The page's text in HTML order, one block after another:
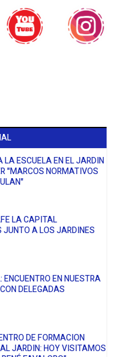
ESCUELA EN EL JARDIN
"MARCOS NORMATIVOS
LA CAPITAL
JUNTO A LOS JARDINES
ENCUENTRO EN NUESTRA
DELEGADAS
DE FORMACION
JARDIN: HOY VISITAMOS